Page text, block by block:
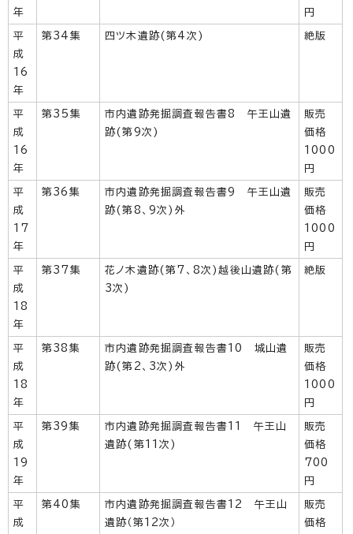
年
円
平
成
16
年
第34集 四ツ木遺跡(第4次) 絶版
平
成
16
年
第35集
市内遺跡発掘調査報告書8 午王山遺
跡(第9次)
販売
価格
1000
円
平
成
17
年
第36集
市内遺跡発掘調査報告書9 午王山遺
跡(第8、9次)外
販売
価格
1000
円
平
成
18
年
第37集
花ノ木遺跡(第7、8次)越後山遺跡(第
3次)
絶版
平
成
18
年
第38集
市内遺跡発掘調査報告書10 城山遺
跡(第2、3次)外
販売
価格
1000
円
平
成
19
年
第39集
市内遺跡発掘調査報告書11 午王山
遺跡(第11次)
販売
価格
700
円
平
成
第40集
市内遺跡発掘調査報告書12 午王山
遺跡（第12次）
販売
価格